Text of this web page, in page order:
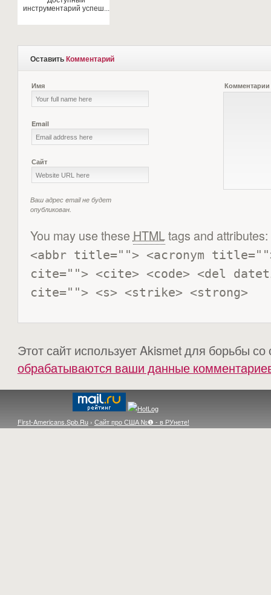
инструментарий успеш...
ОставитьКомментарий
Имя
Email
Сайт
Ваш адрес email не будет
опубликован.
Комментарии
You may use these HTMLtags and attributes:
<abbr title=""> <acronym
cite=""> <cite> <code> <del
cite=""> <s> <strike> <strong>
Этот сайт использует Akismet для борьбы
обрабатываются ваши данные
First-Americans.Spb.Ru› Сайт про США №❶ - в РУнете!